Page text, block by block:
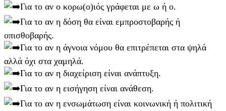
Για το αν ο κορω(ο)ιός γράφεται με ω ή ο.
Για το αν η δόση θα είναι εμπροστοβαρής ή
οπισθοβαρής.
Για το αν η άγνοια νόμου θα επιτρέπεται στα ψηλά
αλλά όχι στα χαμηλά.
Για το αν η διαχείριση είναι ανάπτυξη.
Για το αν η εισήγηση είναι ανάθεση.
Για το αν η ενσωμάτωση είναι κοινωνική ή πολιτική